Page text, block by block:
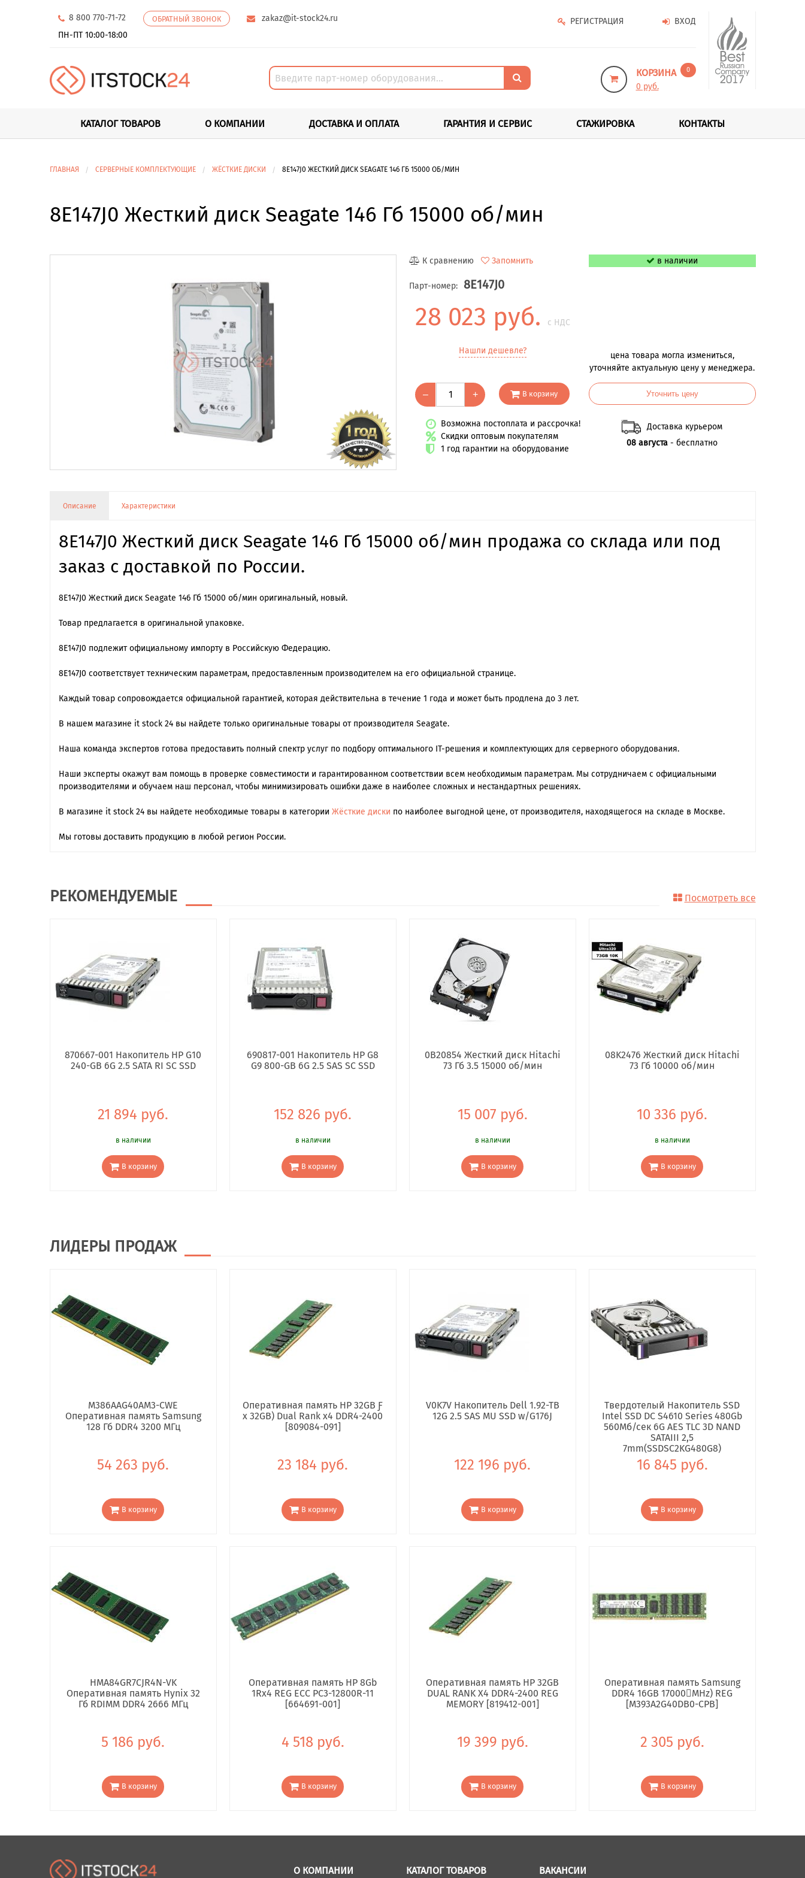
8 800 770-71-72 ОБРАТНЫЙ ЗВОНОК
zakaz@it-stock24.ru
ПН-ПТ 10:00-18:00
ВХОД
РЕГИСТРАЦИЯ
КОРЗИНА 0
0 руб.
КАТАЛОГ ТОВАРОВ О КОМПАНИИ ДОСТАВКА И ОПЛАТА ГАРАНТИЯ И СЕРВИС СТАЖИРОВКА КОНТАКТЫ
ГЛАВНАЯ СЕРВЕРНЫЕ КОМПЛЕКТУЮЩИЕ ЖЁСТКИЕ ДИСКИ 8E147J0 ЖЕСТКИЙ ДИСК SEAGATE 146 ГБ 15000 ОБ/МИН
8E147J0 Жесткий диск Seagate 146 Гб 15000 об/мин
К сравнению Запомнить
Парт-номер: 8E147J0
28 023 руб. с НДС
Нашли дешевле?
– + В корзину
Возможна постоплата и рассрочка!
Скидки оптовым покупателям
1 год гарантии на оборудование
в наличии
цена товара могла измениться,
уточняйте актуальную цену у менеджера.
Уточнить цену
Доставка курьером
08 августа - бесплатно
Описание Характеристики
8E147J0 Жесткий диск Seagate 146 Гб 15000 об/мин продажа со склада или под
заказ с доставкой по России.
8E147J0 Жесткий диск Seagate 146 Гб 15000 об/мин оригинальный, новый.
Товар предлагается в оригинальной упаковке.
8E147J0 подлежит официальному импорту в Российскую Федерацию.
8E147J0 cоответствует техническим параметрам, предоставленным производителем на его официальной странице.
Каждый товар сопровождается официальной гарантией, которая действительна в течение 1 года и может быть продлена до 3 лет.
В нашем магазине it stock 24 вы найдете только оригинальные товары от производителя Seagate.
Наша команда экспертов готова предоставить полный спектр услуг по подбору оптимального IT-решения и комплектующих для серверного оборудования.
Наши эксперты окажут вам помощь в проверке совместимости и гарантированном соответствии всем необходимым параметрам. Мы сотрудничаем с официальными
производителями и обучаем наш персонал, чтобы минимизировать ошибки даже в наиболее сложных и нестандартных решениях.
В магазине it stock 24 вы найдете необходимые товары в категории Жёсткие диски по наиболее выгодной цене, от производителя, находящегося на складе в Москве.
Мы готовы доставить продукцию в любой регион России.
РЕКОМЕНДУЕМЫЕ Посмотреть все
870667-001 Накопитель HP G10
240-GB 6G 2.5 SATA RI SC SSD
21 894 руб.
в наличии
В корзину
690817-001 Накопитель HP G8
G9 800-GB 6G 2.5 SAS SC SSD
152 826 руб.
в наличии
В корзину
0B20854 Жесткий диск Hitachi
73 Гб 3.5 15000 об/мин
15 007 руб.
в наличии
В корзину
08K2476 Жесткий диск Hitachi
73 Гб 10000 об/мин
10 336 руб.
в наличии
В корзину
ЛИДЕРЫ ПРОДАЖ
M386AAG40AM3-CWE
Оперативная память Samsung
128 Гб DDR4 3200 МГц
54 263 руб.
В корзину
Оперативная память HP 32GB Ƒ
x 32GB) Dual Rank x4 DDR4-2400
[809084-091]
23 184 руб.
В корзину
V0K7V Накопитель Dell 1.92-TB
12G 2.5 SAS MU SSD w/G176J
122 196 руб.
В корзину
Твердотелый Накопитель SSD
Intel SSD DC S4610 Series 480Gb
560Мб/сек 6G AES TLC 3D NAND
SATAIII 2,5
7mm(SSDSC2KG480G8)
16 845 руб.
В корзину
HMA84GR7CJR4N-VK
Оперативная память Hynix 32
Гб RDIMM DDR4 2666 МГц
5 186 руб.
В корзину
Оперативная память HP 8Gb
1Rx4 REG ECC PC3-12800R-11
[664691-001]
4 518 руб.
В корзину
Оперативная память HP 32GB
DUAL RANK X4 DDR4-2400 REG
MEMORY [819412-001]
19 399 руб.
В корзину
Оперативная память Samsung
DDR4 16GB 17000񢋕MHz) REG
[M393A2G40DB0-CPB]
2 305 руб.
В корзину
О КОМПАНИИ КАТАЛОГ ТОВАРОВ ВАКАНСИИ